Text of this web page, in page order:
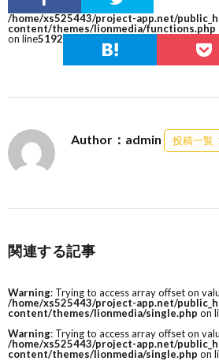
/home/xs525443/project-app.net/
content/themes/lionmedia/functions.php
on line5192
Author：admin 投稿一覧
関連する記事
Warning: Trying to access array offset on
/home/xs525443/project-app.net/
content/themes/lionmedia/single.php on
Warning: Trying to access array offset on
/home/xs525443/project-app.net/
content/themes/lionmedia/single.php on